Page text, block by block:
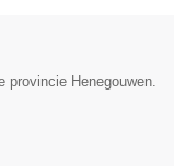
provincie Henegouwen.